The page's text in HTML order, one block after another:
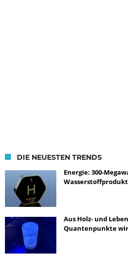
DIE NEUESTEN TRENDS
Energie: 300-
Aus Holz- und
Quantenpunkte